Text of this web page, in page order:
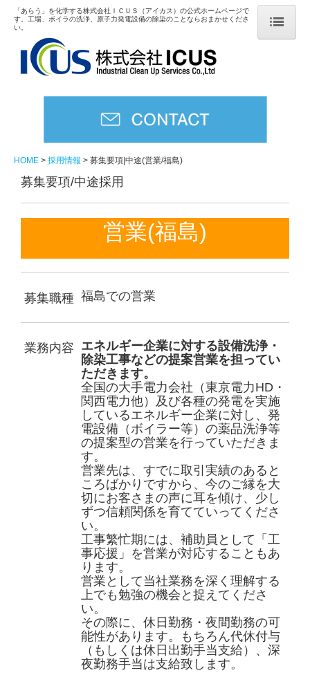
HOME
火力発電・一般産業設備の洗浄
原子力関連の各種装置製作
各種販売・リース
会社概要
会社方針
公的研究費の運営管理責任体制
各種洗浄剤の開発
採用情報
募集要項|中途(設計技術者)
募集要項|中途(工事技術者)
募集要項|中途(化学技術者)
募集要項|中途(営業/本社)
募集要項|中途(営業/福島)
募集要項|新卒
「あらう」を化学する株式会社ＩＣＵＳ（アイカス）の公式ホームページで
す。工場、ボイラの洗浄、原子力発電設備の除染のことならおまかせくださ
い。
HOME 採用情報 募集要項|中途(営業/福島)
募集要項/中途採用
営業(福島)
募集職種 福島での営業
業務内容 エネルギー企業に対する設備洗浄・
除染工事などの提案営業を担ってい
ただきます。
全国の大手電力会社（東京電力HD・
関西電力他）及び各種の発電を実施
しているエネルギー企業に対し、発
電設備（ボイラー等）の薬品洗浄等
の提案型の営業を行っていただきま
す。
営業先は、すでに取引実績のあると
ころばかりですから、今のご縁を大
切にお客さまの声に耳を傾け、少し
ずつ信頼関係を育てていってくださ
い。
工事繁忙期には、補助員として「工
事応援」を営業が対応することもあ
ります。
営業として当社業務を深く理解する
上でも勉強の機会と捉えてくださ
い。
その際に、休日勤務・夜間勤務の可
能性があります。もちろん代休付与
（もしくは休日出勤手当支給）、深
夜勤務手当は支給致します。